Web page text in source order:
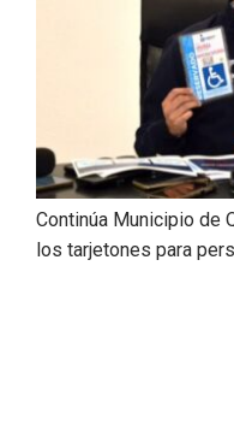
Continúa Municipio de
los tarjetones para